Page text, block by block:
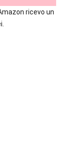
ricevo un